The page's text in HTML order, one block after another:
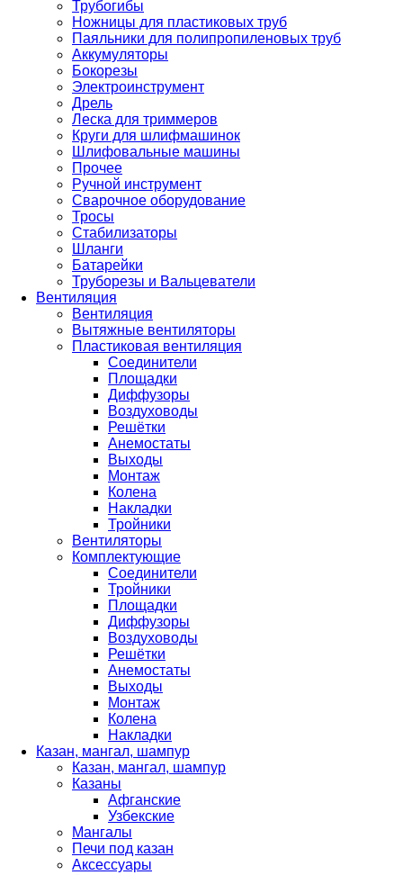
Трубогибы
Ножницы для пластиковых труб
Паяльники для полипропиленовых труб
Аккумуляторы
Бокорезы
Электроинструмент
Дрель
Леска для триммеров
Круги для шлифмашинок
Шлифовальные машины
Прочее
Ручной инструмент
Сварочное оборудование
Тросы
Стабилизаторы
Шланги
Батарейки
Труборезы и Вальцеватели
Вентиляция
Вентиляция
Вытяжные вентиляторы
Пластиковая вентиляция
Соединители
Площадки
Диффузоры
Воздуховоды
Решётки
Анемостаты
Выходы
Монтаж
Колена
Накладки
Тройники
Вентиляторы
Комплектующие
Соединители
Тройники
Площадки
Диффузоры
Воздуховоды
Решётки
Анемостаты
Выходы
Монтаж
Колена
Накладки
Казан, мангал, шампур
Казан, мангал, шампур
Казаны
Афганские
Узбекские
Мангалы
Печи под казан
Аксессуары